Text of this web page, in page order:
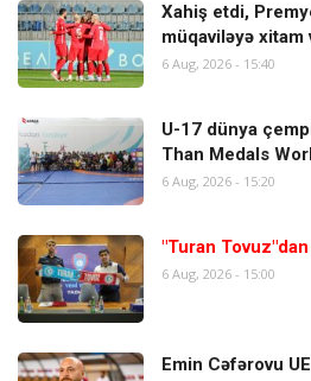
Xahiş etdi,
müqaviləyə xitam
6 Aug, 2026 - 15:40
U-17 dünya
Than Medals
6 Aug, 2026 - 15:20
"Turan
6 Aug, 2026 - 15:00
Emin Cəfərovu